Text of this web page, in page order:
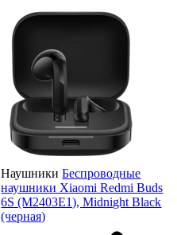
Наушники Беспроводные
наушники Xiaomi Redmi Buds
6S (M2403E1), Midnight Black
(черная)